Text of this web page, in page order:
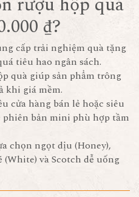
₫?
cấp trải nghiệm quà tặng
tiêu hao ngân sách.
quà giúp sản phẩm trông
khi giá mềm.
cửa hàng bán lẻ hoặc siêu
bản mini phù hợp tầm
chọn ngọt dịu (Honey),
và Scotch dễ uống